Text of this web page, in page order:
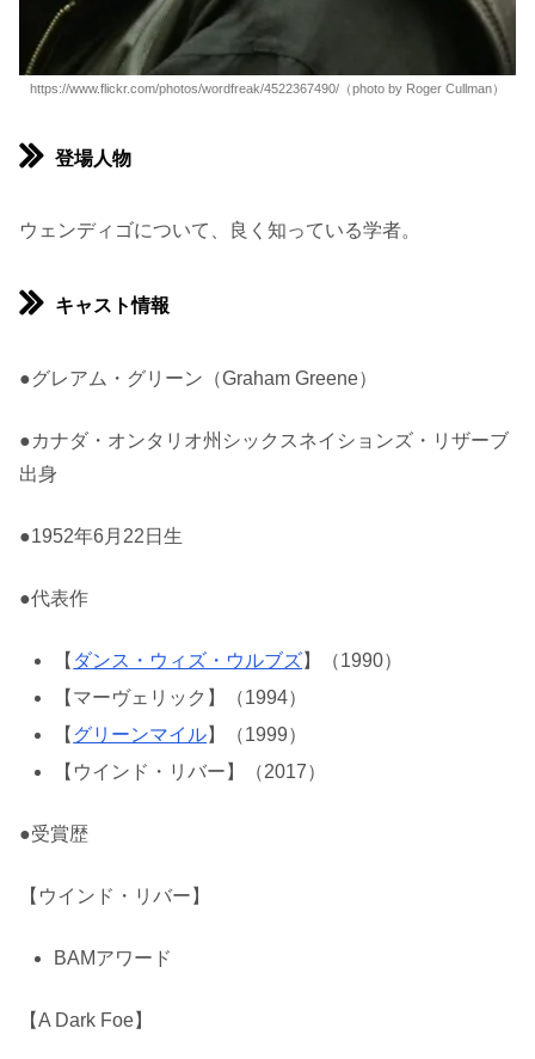
https://www.flickr.com/photos/wordfreak/4522367490/（photo by Roger Cullman）
登場人物
ウェンディゴについて、良く知っている学者。
キャスト情報
●グレアム・グリーン（Graham Greene）
●カナダ・オンタリオ州シックスネイションズ・リザーブ
出身
●1952年6月22日生
●代表作
【 ダンス・ウィズ・ウルブズ】（1990）
【マーヴェリック】（1994）
【 グリーンマイル】（1999）
【ウインド・リバー】（2017）
●受賞歴
【ウインド・リバー】
BAMアワード
【A Dark Foe】